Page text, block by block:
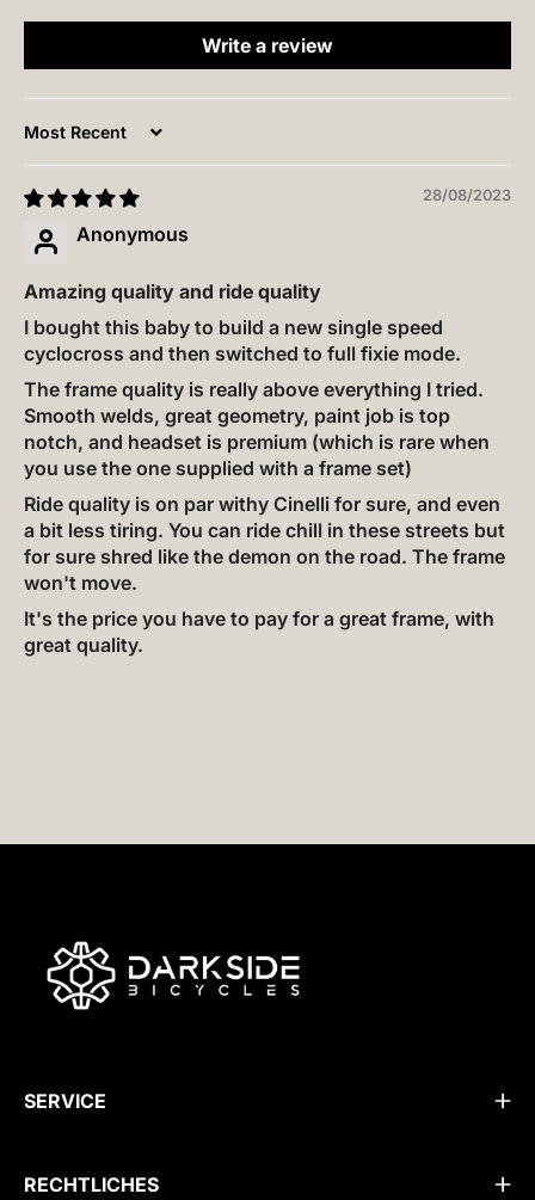
Write a review
Sort by
28/08/2023
Anonymous
Amazing quality and ride quality
I bought this baby to build a new single speed
cyclocross and then switched to full fixie mode.
The frame quality is really above everything I tried.
Smooth welds, great geometry, paint job is top
notch, and headset is premium (which is rare when
you use the one supplied with a frame set)
Ride quality is on par withy Cinelli for sure, and even
a bit less tiring. You can ride chill in these streets but
for sure shred like the demon on the road. The frame
won't move.
It's the price you have to pay for a great frame, with
great quality.
SERVICE
RECHTLICHES